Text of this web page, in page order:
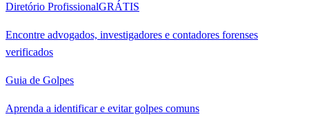
Diretório ProfissionalGRÁTIS
Encontre advogados, investigadores e contadores forenses
verificados
Guia de Golpes
Aprenda a identificar e evitar golpes comuns